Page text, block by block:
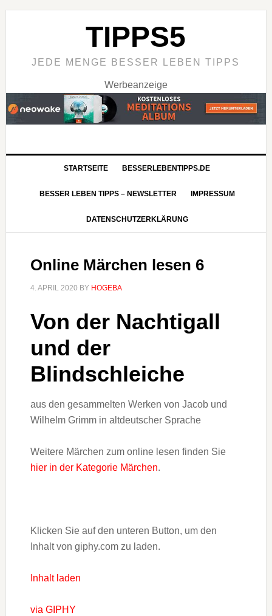
TIPPS5
JEDE MENGE BESSER LEBEN TIPPS
Werbeanzeige
STARTSEITE BESSERLEBENTIPPS.DE
BESSER LEBEN TIPPS – NEWSLETTER IMPRESSUM
DATENSCHUTZERKLÄRUNG
Online Märchen lesen 6
4. APRIL 2020 BY HOGEBA
Von der Nachtigall
und der
Blindschleiche
aus den gesammelten Werken von Jacob und
Wilhelm Grimm in altdeutscher Sprache
Weitere Märchen zum online lesen finden Sie
hier in der Kategorie Märchen.
Klicken Sie auf den unteren Button, um den
Inhalt von giphy.com zu laden.
Inhalt laden
via GIPHY